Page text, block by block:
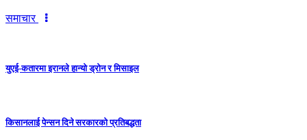
समाचार
युएई-कतारमा इरानले हान्यो ड्रोन र मिसाइल
किसानलाई पेन्सन दिने सरकारको प्रतिबद्धता